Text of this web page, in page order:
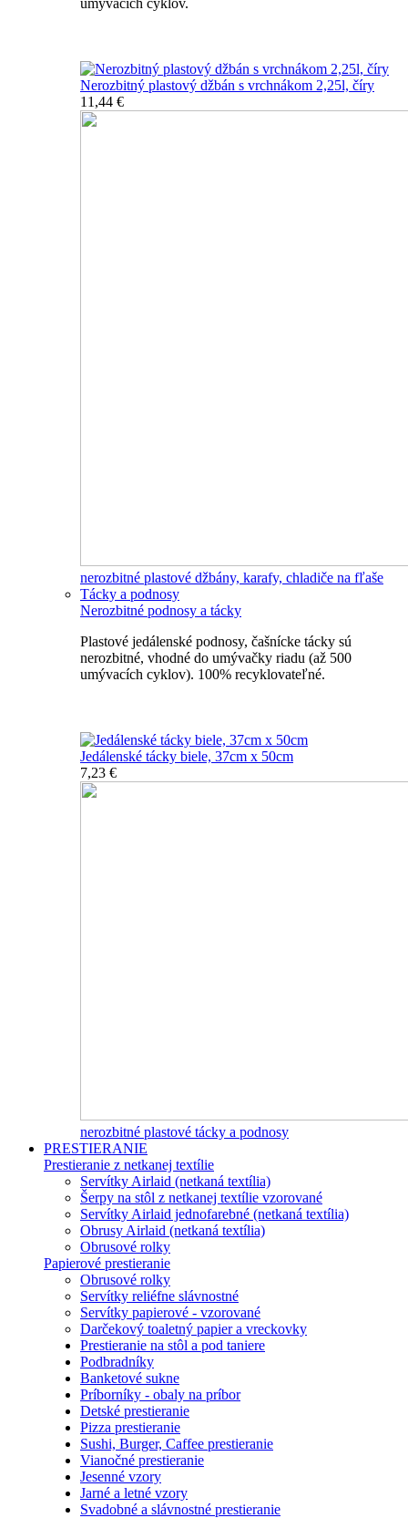
umývacích cyklov.
Nerozbitný plastový džbán s vrchnákom 2,25l, číry
11,44 €
nerozbitné plastové džbány, karafy, chladiče na fľaše
Tácky a podnosy
Nerozbitné podnosy a tácky
Plastové jedálenské podnosy, čašnícke tácky sú
nerozbitné, vhodné do umývačky riadu (až 500
umývacích cyklov). 100% recyklovateľné.
Jedálenské tácky biele, 37cm x 50cm
7,23 €
nerozbitné plastové tácky a podnosy
PRESTIERANIE
Prestieranie z netkanej textílie
Servítky Airlaid (netkaná textília)
Šerpy na stôl z netkanej textílie vzorované
Servítky Airlaid jednofarebné (netkaná textília)
Obrusy Airlaid (netkaná textília)
Obrusové rolky
Papierové prestieranie
Obrusové rolky
Servítky reliéfne slávnostné
Servítky papierové - vzorované
Darčekový toaletný papier a vreckovky
Prestieranie na stôl a pod taniere
Podbradníky
Banketové sukne
Príborníky - obaly na príbor
Detské prestieranie
Pizza prestieranie
Sushi, Burger, Caffee prestieranie
Vianočné prestieranie
Jesenné vzory
Jarné a letné vzory
Svadobné a slávnostné prestieranie